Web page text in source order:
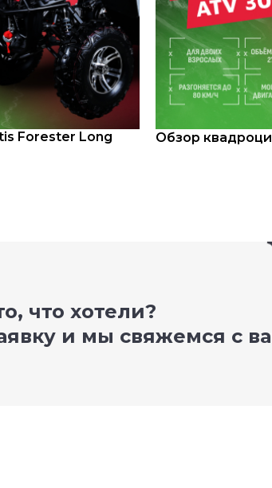
Forester Long
Обзор
что хотели?
и мы свяжемся с